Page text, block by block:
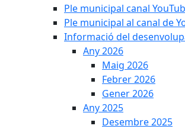
Ple municipal canal
Ple municipal al canal de
Informació del
Any 2026
Maig 2026
Febrer 2026
Gener 2026
Any 2025
Desembre 2025